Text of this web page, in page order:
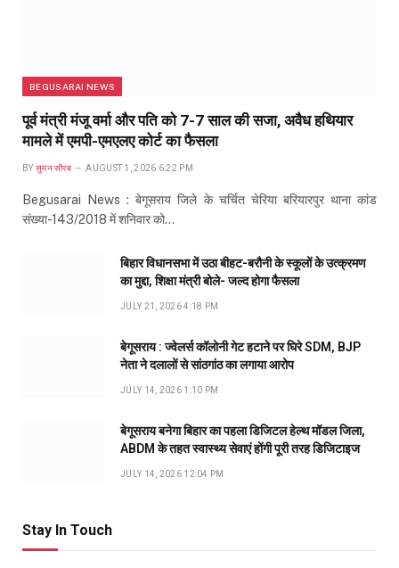
BEGUSARAI NEWS
पूर्व मंत्री मंजू वर्मा और पति को 7-7 साल की सजा, अवैध हथियार
मामले में एमपी-एमएलए कोर्ट का फैसला
BY सुमन सौरब AUGUST 1, 2026 6:22 PM
Begusarai News : बेगूसराय जिले के चर्चित चेरिया बरियारपुर थाना कांड
संख्या-143/2018 में शनिवार को…
बिहार विधानसभा में उठा बीहट-बरौनी के स्कूलों के उत्क्रमण
का मुद्दा, शिक्षा मंत्री बोले- जल्द होगा फैसला
JULY 21, 2026 4:18 PM
बेगूसराय : ज्वेलर्स कॉलोनी गेट हटाने पर घिरे SDM, BJP
नेता ने दलालों से सांठगांठ का लगाया आरोप
JULY 14, 2026 1:10 PM
बेगूसराय बनेगा बिहार का पहला डिजिटल हेल्थ मॉडल जिला,
ABDM के तहत स्वास्थ्य सेवाएं होंगी पूरी तरह डिजिटाइज
JULY 14, 2026 12:04 PM
Stay In Touch